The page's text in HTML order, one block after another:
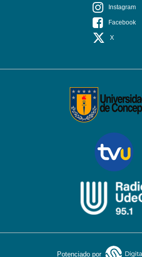
Instagram
Facebook
X
Potenciado por